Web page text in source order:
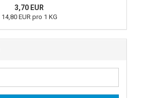
3,70 EUR
14,80 EUR pro 1 KG